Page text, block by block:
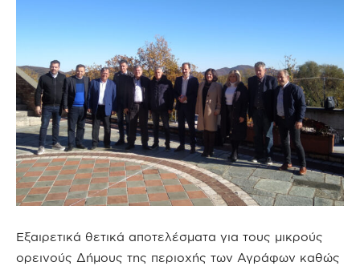
Εξαιρετικά θετικά αποτελέσματα για τους μικρούς
ορεινούς Δήμους της περιοχής των Αγράφων καθώς